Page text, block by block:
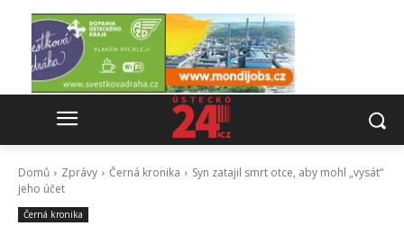
Domů Zprávy Černá kronika
Syn zatajil smrt otce, aby mohl „vysát“
jeho účet
Černá kronika